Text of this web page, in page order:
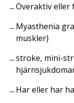
Överaktiv
Myasthenia
muskler)
stroke, mini-
Har eller har